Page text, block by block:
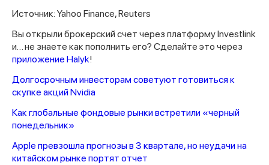
Источник: Yahoo Finance, Reuters
Вы открыли брокерский счет через платформу Investlink
и… не знаете как пополнить его? Сделайте это через
приложение Halyk!
Долгосрочным инвесторам советуют готовиться к
скупке акций Nvidia
Как глобальные фондовые рынки встретили «черный
понедельник»
Apple превзошла прогнозы в 3 квартале, но неудачи на
китайском рынке портят отчет